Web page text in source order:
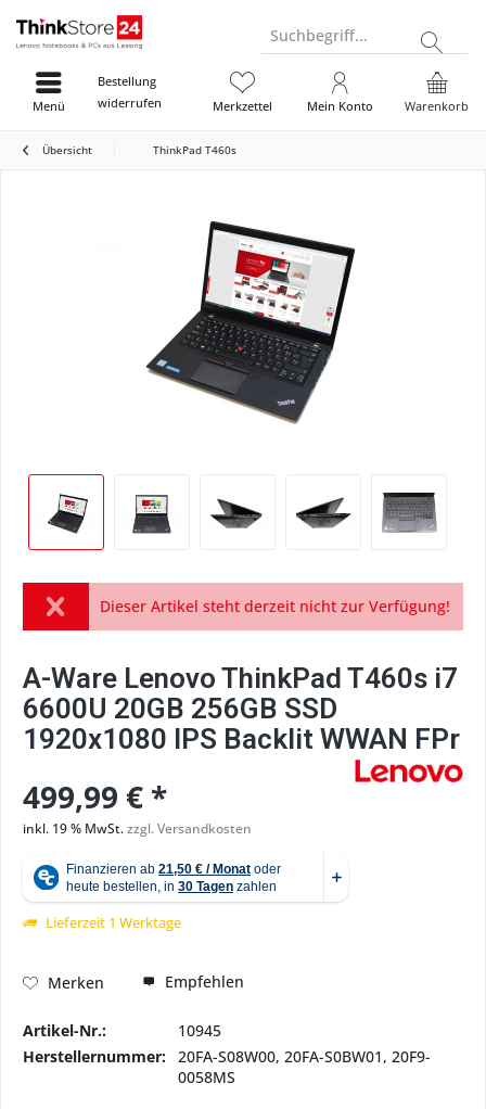
Suchbegriff...
Bestellung
widerrufen
Warenkorb
Merkzettel Mein Konto
Menü
Übersicht ThinkPad T460s
Dieser Artikel steht derzeit nicht zur Verfügung!
A-Ware Lenovo ThinkPad T460s i7
6600U 20GB 256GB SSD
1920x1080 IPS Backlit WWAN FPr
499,99 € *
inkl. 19 % MwSt.zzgl. Versandkosten
Lieferzeit 1 Werktage
Merken Empfehlen
Artikel-Nr.:
10945
Herstellernummer: 20FA-S08W00, 20FA-S0BW01, 20F9-
0058MS